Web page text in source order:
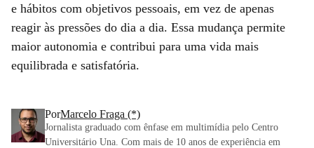
e hábitos com objetivos pessoais, em vez de apenas
reagir às pressões do dia a dia. Essa mudança permite
maior autonomia e contribui para uma vida mais
equilibrada e satisfatória.
PorMarcelo Fraga (*)
Jornalista graduado com ênfase em multimídia pelo Centro
Universitário Una. Com mais de 10 anos de experiência em